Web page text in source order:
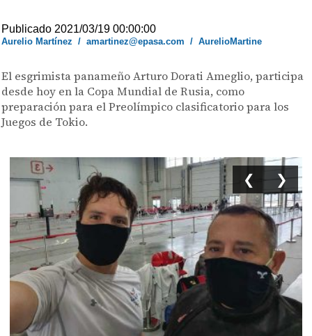
Publicado 2021/03/19 00:00:00
Aurelio Martínez /amartinez@epasa.com /AurelioMartine
El esgrimista panameño Arturo Dorati Ameglio, participa
desde hoy en la Copa Mundial de Rusia, como
preparación para el Preolímpico clasificatorio para los
Juegos de Tokio.
❮ ❯